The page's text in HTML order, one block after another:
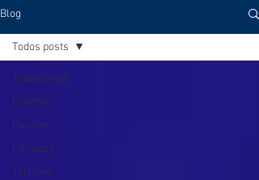
Blog
Todos posts
Eventos
Pacotes
Feriados
Turismo
Todos posts